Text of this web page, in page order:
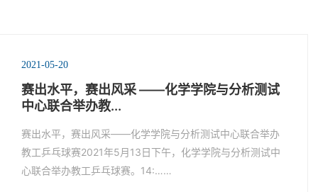
2021-05-20
赛出水平，赛出风采 ——化学学院与分析测试
中心联合举办教...
赛出水平，赛出风采——化学学院与分析测试中心联合举办
教工乒乓球赛2021年5月13日下午，化学学院与分析测试中
心联合举办教工乒乓球赛。14:……